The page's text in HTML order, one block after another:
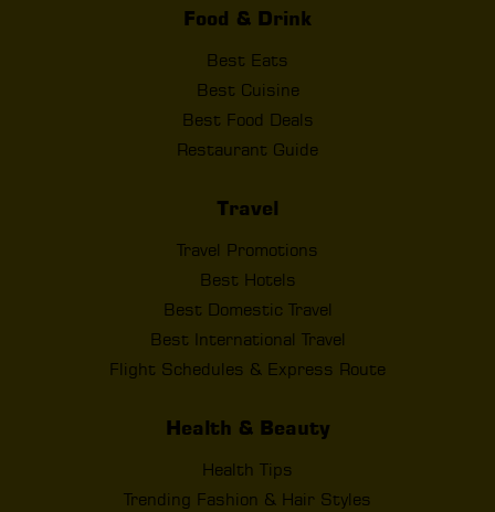
Food & Drink
Best Eats
Best Cuisine
Best Food Deals
Restaurant Guide
Travel
Travel Promotions
Best Hotels
Best Domestic Travel
Best International Travel
Flight Schedules & Express Route
Health & Beauty
Health Tips
Trending Fashion & Hair Styles